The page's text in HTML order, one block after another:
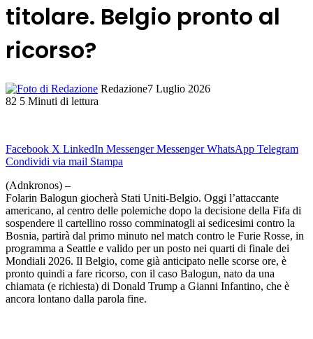
titolare. Belgio pronto al
ricorso?
Redazione7 Luglio 2026
82 5 Minuti di lettura
Facebook X LinkedIn Messenger Messenger WhatsApp Telegram
Condividi via mail Stampa
(Adnkronos) –
Folarin Balogun giocherà Stati Uniti-Belgio. Oggi l’attaccante
americano, al centro delle polemiche dopo la decisione della Fifa di
sospendere il cartellino rosso comminatogli ai sedicesimi contro la
Bosnia, partirà dal primo minuto nel match contro le Furie Rosse, in
programma a Seattle e valido per un posto nei quarti di finale dei
Mondiali 2026. Il Belgio, come già anticipato nelle scorse ore, è
pronto quindi a fare ricorso, con il caso Balogun, nato da una
chiamata (e richiesta) di Donald Trump a Gianni Infantino, che è
ancora lontano dalla parola fine.